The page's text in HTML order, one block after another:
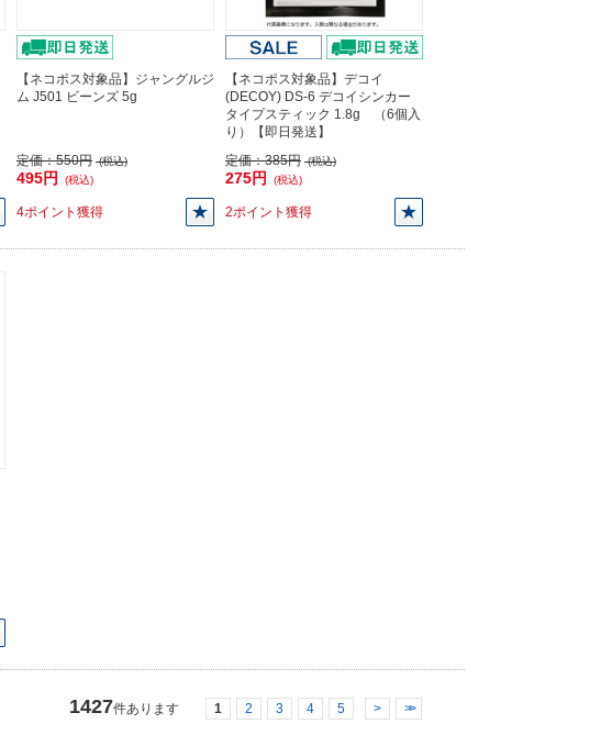
【ネコポス対象品】ジャングルジ
ム J501 ビーンズ 5g
定価：550円 (税込)
495円 (税込)
4ポイント獲得
【ネコポス対象品】デコイ
(DECOY) DS-6 デコイシンカー
タイプスティック 1.8g （6個入
り）【即日発送】
定価：385円 (税込)
275円 (税込)
2ポイント獲得
1427件あります 1 2 3 4 5 > >>